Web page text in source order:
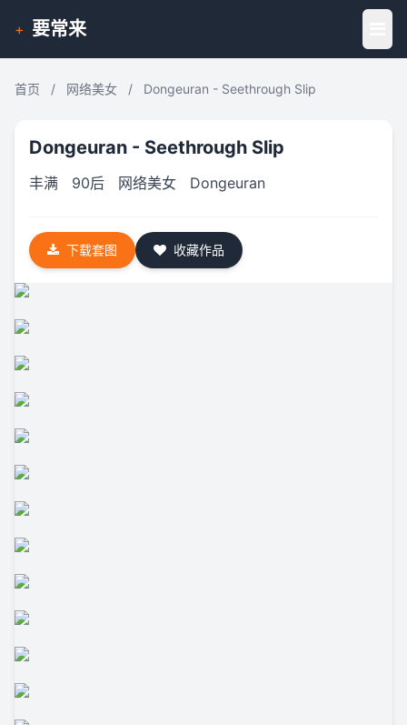
+ 要常来
首页 / 网络美女 / Dongeuran - Seethrough Slip
Dongeuran - Seethrough Slip
丰满 90后 网络美女 Dongeuran
下载套图 收藏作品